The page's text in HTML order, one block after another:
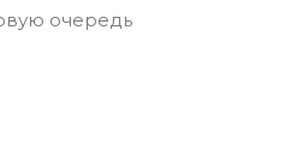
очередь